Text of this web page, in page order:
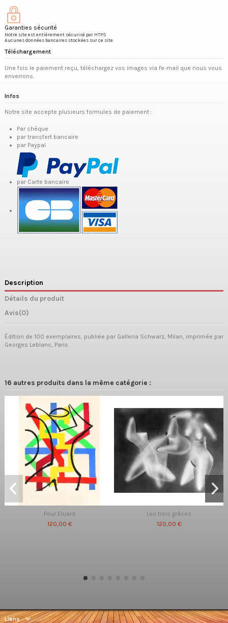
Garanties sécurité
Notre site est entièrement sécurisé par HTPS
Aucunes données bancaires stockées sur ce site
Téléchargement
Une fois le paiement reçu, téléchargez vos images via l'e-mail que nous vous
enverrons.
Infos
Notre site accepte plusieurs formules de paiement :
Par chèque
par transfert bancaire
par Paypal
par Carte bancaire
Description
Détails du produit
Avis(0)
Édition de 100 exemplaires, publiée par Galleria Schwarz, Milan, imprimée par
Georges Leblanc, Paris
16 autres produits dans la même catégorie :
Pour Eluard
120,00 €
Les trois grâces
120,00 €
Liens